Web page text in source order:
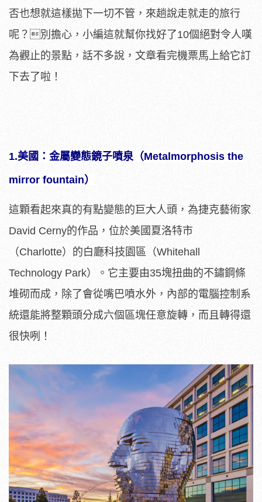
否也想就這樣拋下一切不管，來趟說走就走的旅行
呢？別擔心，小編這就幫你找好了10個絕對令人嘆
為觀止的景點，話不多說，文章看完機票馬上給它訂
下去了啦！
1.美國：金屬變態鏡子噴泉（Metalmorphosis the
mirror fountain）
這顆看起來真的有點變態的巨大人頭，為捷克藝術家
David Cerny的作品，位於美國夏洛特市
（Charlotte）的白廳科技園區（Whitehall
Technology Park）。它主要由35塊扭曲的不鏽鋼條
堆砌而成，除了會從嘴巴噴水外，內部的電腦控制系
統還能將整顆頭分成六個區塊任意旋轉，而且轉得還
很快咧！